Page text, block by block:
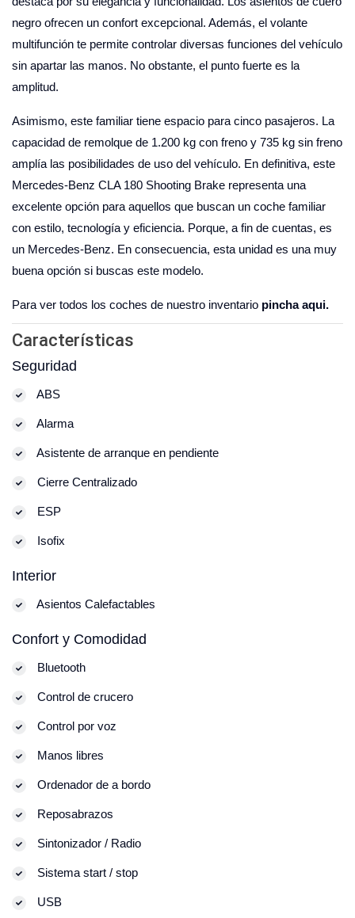
negro ofrecen un confort excepcional. Además, el volante
multifunción te permite controlar diversas funciones del vehículo
sin apartar las manos. No obstante, el punto fuerte es la
amplitud.
Asimismo, este familiar tiene espacio para cinco pasajeros. La
capacidad de remolque de 1.200 kg con freno y 735 kg sin freno
amplía las posibilidades de uso del vehículo. En definitiva, este
Mercedes-Benz CLA 180 Shooting Brake representa una
excelente opción para aquellos que buscan un coche familiar
con estilo, tecnología y eficiencia. Porque, a fin de cuentas, es
un Mercedes-Benz. En consecuencia, esta unidad es una muy
buena opción si buscas este modelo.
Para ver todos los coches de nuestro inventario pincha aqui.
Características
Seguridad
ABS
Alarma
Asistente de arranque en pendiente
Cierre Centralizado
ESP
Isofix
Interior
Asientos Calefactables
Confort y Comodidad
Bluetooth
Control de crucero
Control por voz
Manos libres
Ordenador de a bordo
Reposabrazos
Sintonizador / Radio
Sistema start / stop
USB